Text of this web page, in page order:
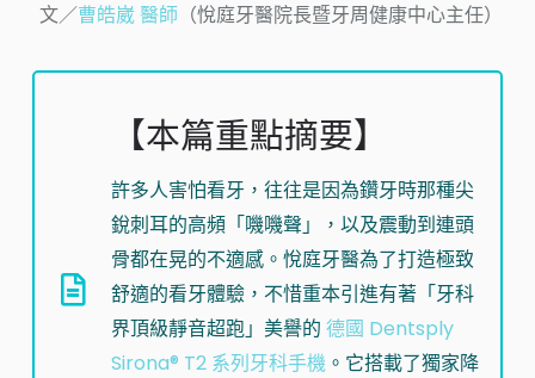
文／曹皓崴 醫師 （悅庭牙醫院長暨牙周健康中心主任）
【本篇重點摘要】
許多人害怕看牙，往往是因為鑽牙時那種尖
銳刺耳的高頻「嘰嘰聲」，以及震動到連頭
骨都在晃的不適感。悅庭牙醫為了打造極致
舒適的看牙體驗，不惜重本引進有著「牙科
界頂級靜音超跑」美譽的 德國 Dentsply
Sirona® T2 系列牙科手機。它搭載了獨家降